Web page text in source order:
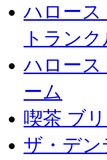
ハロース
トラン
ハロース
ーム
喫茶 ブ
ザ・デ